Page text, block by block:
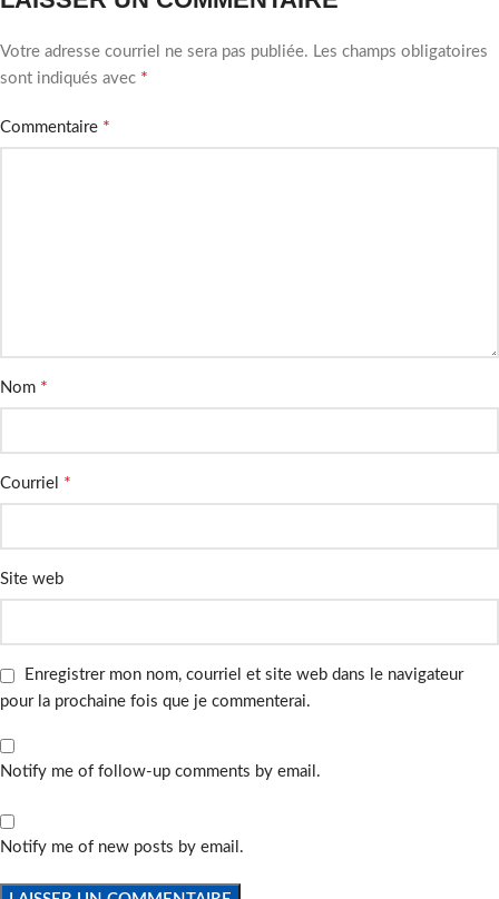
Votre adresse courriel ne sera pas publiée. Les champs obligatoires
sont indiqués avec *
Commentaire *
Nom *
Courriel *
Site web
Enregistrer mon nom, courriel et site web dans le navigateur
pour la prochaine fois que je commenterai.
Notify me of follow-up comments by email.
Notify me of new posts by email.